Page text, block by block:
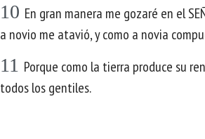
10 En gran manera me gozaré en el
a novio me atavió, y como a novia
11 Porque como la tierra produce su
todos los gentiles.